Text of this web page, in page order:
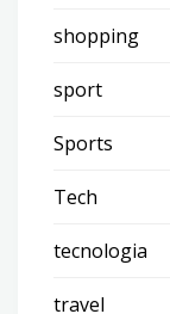
shopping
sport
Sports
Tech
tecnologia
travel